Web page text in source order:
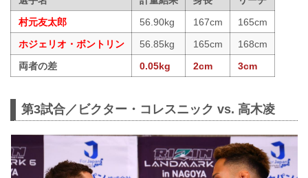
村元友太郎
56.90kg 167cm
165cm
ホジェリオ・ボントリン
56.85kg 165cm
168cm
両者の差
0.05kg 2cm 3cm
第3試合／ビクター・コレスニック vs. 高木凌